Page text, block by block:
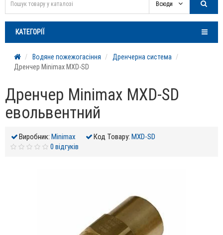
Всюди
КАТЕГОРІЇ
Водяне пожежогасіння
Дренчерна система
Дренчер Minimax MXD-SD
Дренчер Minimax MXD-SD
евольвентний
Виробник: Minimax Код Товару: MXD-SD
0 відгуків